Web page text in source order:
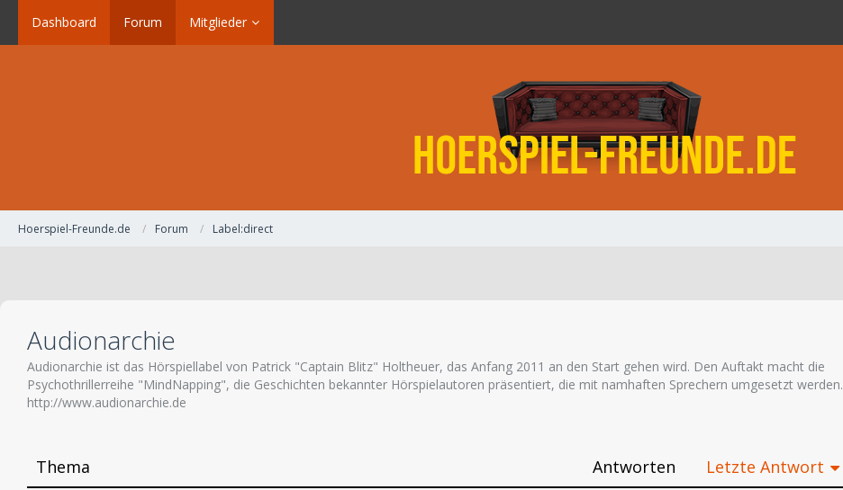
Dashboard Forum Mitglieder
Hoerspiel-Freunde.de Forum Label:direct
Audionarchie
Audionarchie ist das Hörspiellabel von Patrick "Captain Blitz" Holtheuer, das Anfang 2011 an den Start gehen wird. Den Auftakt macht die
Psychothrillerreihe "MindNapping", die Geschichten bekannter Hörspielautoren präsentiert, die mit namhaften Sprechern umgesetzt werden.
http://www.audionarchie.de
Thema Antworten
Letzte Antwort